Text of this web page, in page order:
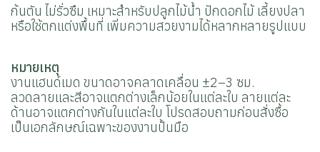
ก้นตัน ไม่รั่วซึม เหมาะสำหรับปลูกไม้น้ำ ปักดอกไม้ เลี้ยงปลา
หรือใช้ตกแต่งพื้นที่ เพิ่มความสวยงามได้หลากหลายรูปแบบ
หมายเหตุ
งานแฮนด์เมด ขนาดอาจคลาดเคลื่อน ±2–3 ซม.
ลวดลายและสีอาจแตกต่างเล็กน้อยในแต่ละใบ ลายแต่ละ
ด้านอาจแตกต่างกันในแต่ละใบ โปรดสอบถามก่อนสั่งซื้อ
เป็นเอกลักษณ์เฉพาะของงานปั้นมือ